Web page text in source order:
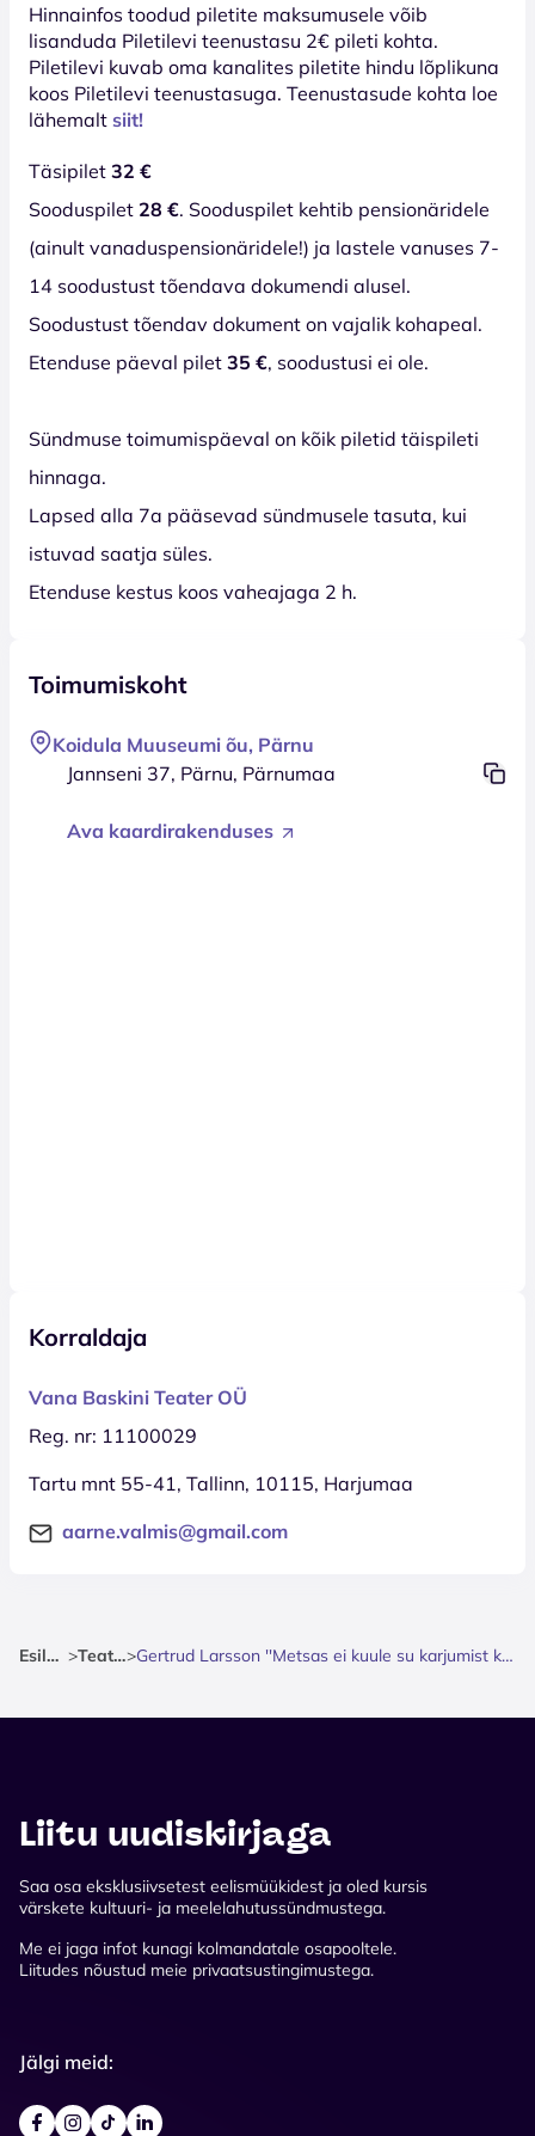
Hinnainfos toodud piletite maksumusele võib
lisanduda Piletilevi teenustasu 2€ pileti kohta.
Piletilevi kuvab oma kanalites piletite hindu lõplikuna
koos Piletilevi teenustasuga. Teenustasude kohta loe
lähemalt siit!
Täsipilet 32 €
Sooduspilet 28 €. Sooduspilet kehtib pensionäridele
(ainult vanaduspensionäridele!) ja lastele vanuses 7-
14 soodustust tõendava dokumendi alusel.
Soodustust tõendav dokument on vajalik kohapeal.
Etenduse päeval pilet 35 €, soodustusi ei ole.
Sündmuse toimumispäeval on kõik piletid täispileti
hinnaga.
Lapsed alla 7a pääsevad sündmusele tasuta, kui
istuvad saatja süles.
Etenduse kestus koos vaheajaga 2 h.
Toimumiskoht
Koidula Muuseumi õu, Pärnu
Jannseni 37, Pärnu, Pärnumaa
Ava kaardirakenduses
Korraldaja
Vana Baskini Teater OÜ
Reg. nr: 11100029
Tartu mnt 55-41, Tallinn, 10115, Harjumaa
aarne.valmis@gmail.com
Esileht > Teater> Gertrud Larsson ''Metsas ei kuule su karjumist keegi''
Liitu uudiskirjaga
Saa osa eksklusiivsetest eelismüükidest ja oled kursis
värskete kultuuri- ja meelelahutussündmustega.
Me ei jaga infot kunagi kolmandatale osapooltele.
Liitudes nõustud meie privaatsustingimustega.
Jälgi meid: